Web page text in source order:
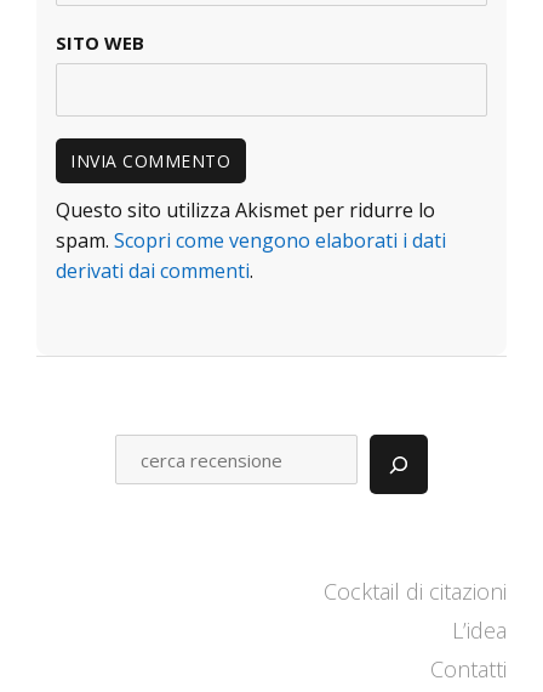
SITO WEB
Questo sito utilizza Akismet per ridurre lo
spam. Scopri come vengono elaborati i dati
derivati dai commenti.
Cocktail di citazioni
L’idea
Contatti